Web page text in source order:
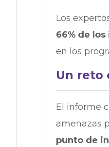
Los
66% de
en los
Un reto
El informe
amenazas
punto de